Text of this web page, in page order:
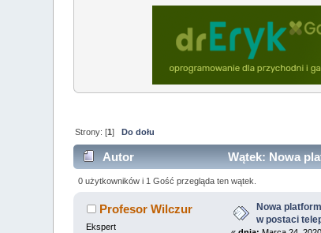
Strony: [1] Do dołu
Autor
Wątek: Nowa
40872 razy)
0 użytkowników i 1 Gość przegląda ten wątek.
Profesor Wilczur
Ekspert
Nowa
w postaci